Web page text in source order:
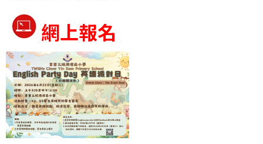
網上報名